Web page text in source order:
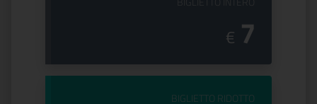
€ 7
PREZZO DEL
BIGLIETTO RIDOTTO